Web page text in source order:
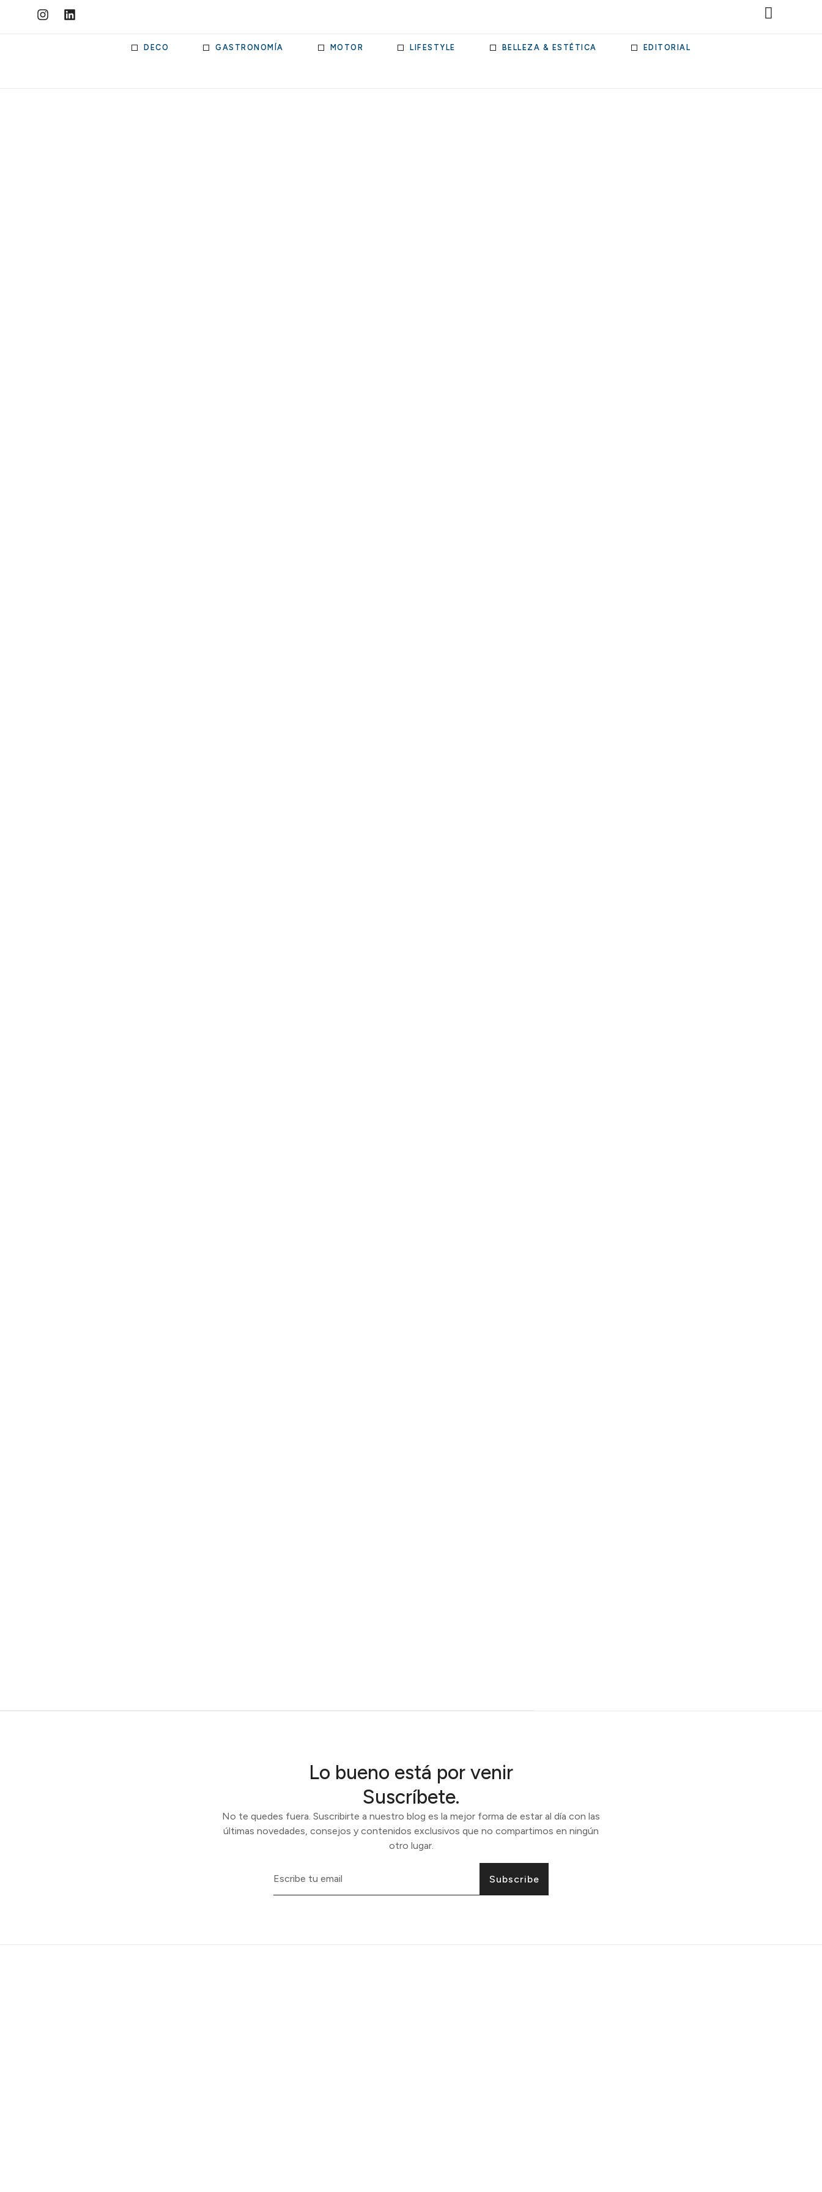
DECO GASTRONOMÍA MOTOR LIFESTYLE BELLEZA & ESTÉTICA EDITORIAL
Lo bueno está por venir
Suscríbete.
No te quedes fuera. Suscribirte a nuestro blog es la mejor forma de estar al día con las
últimas novedades, consejos y contenidos exclusivos que no compartimos en ningún
otro lugar.
Subscribe